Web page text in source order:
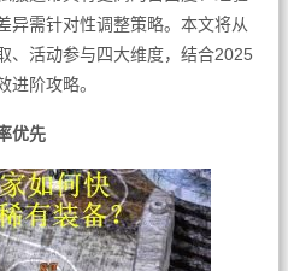
异需针对性调整策略。本文将从
、活动参与四大维度，结合2025
进阶攻略。
优先